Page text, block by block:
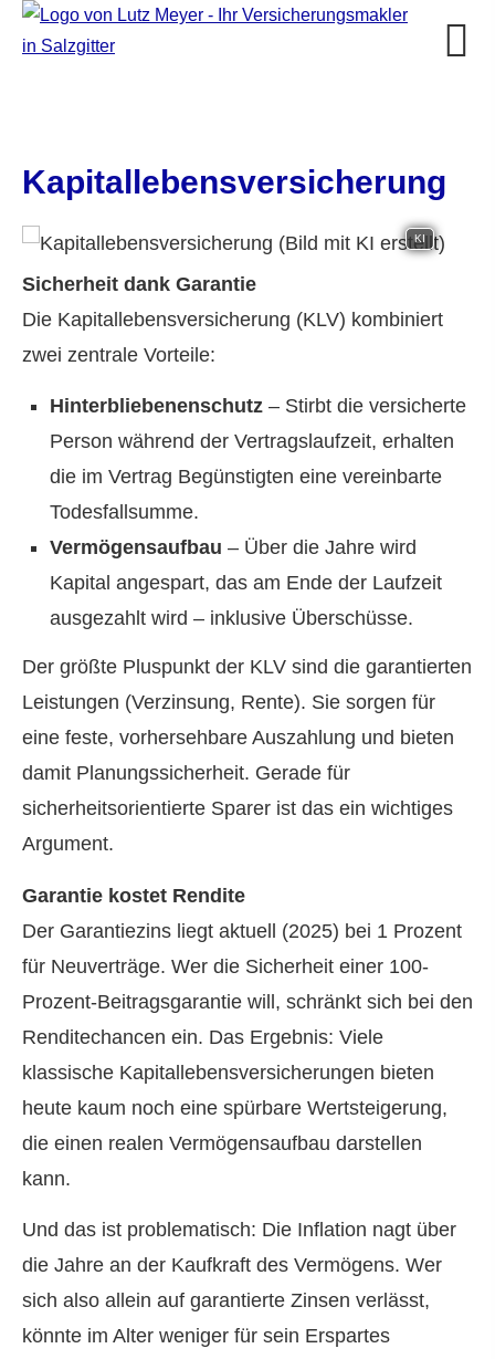
Ka­pi­tal­le­bens­ver­si­che­rung
KI
Sicherheit dank Garantie
Die Ka­pi­tal­le­bens­ver­si­che­rung (KLV) kombiniert
zwei zentrale Vorteile:
Hinterbliebenenschutz – Stirbt die versicherte
Person während der Vertragslaufzeit, erhalten
die im Vertrag Begünstigten eine vereinbarte
Todesfallsumme.
Vermögensaufbau – Über die Jahre wird
Kapital angespart, das am Ende der Laufzeit
ausgezahlt wird – inklusive Überschüsse.
Der größte Pluspunkt der KLV sind die garantierten
Leistungen (Verzinsung, Rente). Sie sorgen für
eine feste, vorhersehbare Auszahlung und bieten
damit Planungssicherheit. Gerade für
sicherheitsorientierte Sparer ist das ein wichtiges
Argument.
Garantie kostet Rendite
Der Garantiezins liegt aktuell (2025) bei 1 Prozent
für Neuverträge. Wer die Sicherheit einer 100-
Prozent-Beitragsgarantie will, schränkt sich bei den
Renditechancen ein. Das Ergebnis: Viele
klassische Ka­pi­tal­le­bens­ver­si­che­rungen bieten
heute kaum noch eine spürbare Wertsteigerung,
die einen realen Vermögensaufbau darstellen
kann.
Und das ist problematisch: Die Inflation nagt über
die Jahre an der Kaufkraft des Vermögens. Wer
sich also allein auf garantierte Zinsen verlässt,
könnte im Alter weniger für sein Erspartes